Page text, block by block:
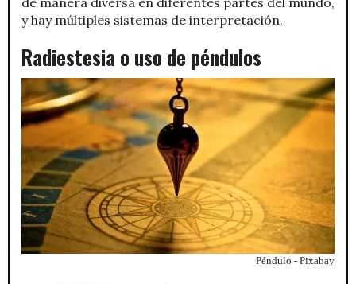
y hay múltiples sistemas de interpretación.
Radiestesia o uso de péndulos
Péndulo - Pixabay